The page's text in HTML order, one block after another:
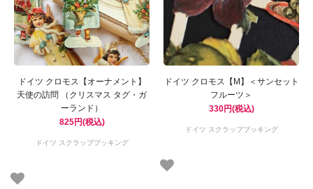
ドイツ クロモス【オーナメント】
天使の訪問 （クリスマス タグ・ガ
ーランド）
825円(税込)
ドイツ スクラップブッキング
ドイツ クロモス【M】＜サンセット
フルーツ＞
330円(税込)
ドイツ スクラップブッキング